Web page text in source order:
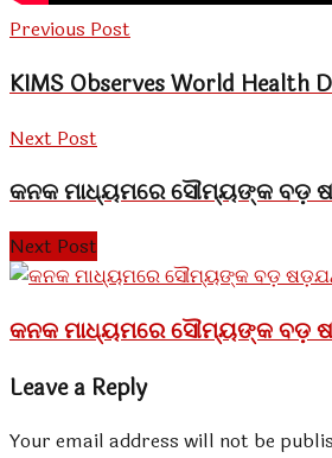
Previous Post
KIMS Observes World Health
Next Post
କନକ ମାଧ୍ୟମରେ ସୌମ୍ୟଙ୍କ ବଡ଼
Next Post
କନକ ମାଧ୍ୟମରେ ସୌମ୍ୟଙ୍କ ବଡ଼
Leave a Reply
Your email address will not be